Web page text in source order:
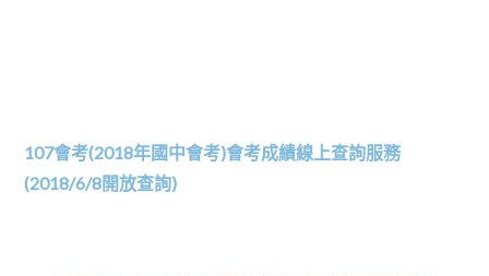
107會考(2018年國中會考)會考成績線上查詢服務
(2018/6/8開放查詢)